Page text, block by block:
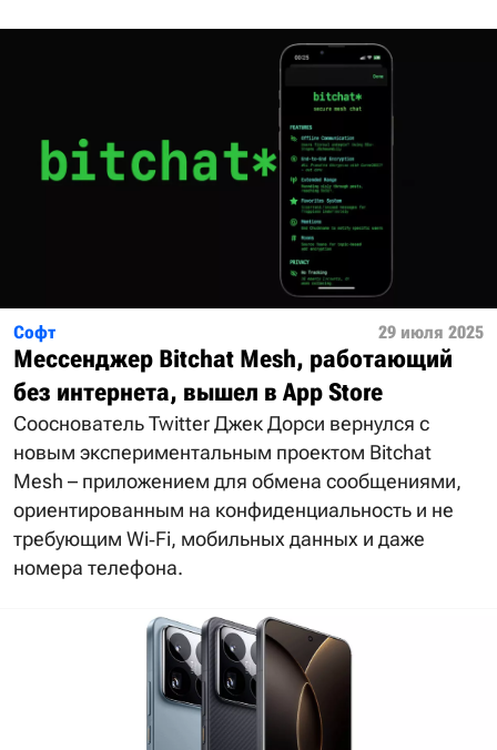
Софт 29 июля 2025
Мессенджер Bitchat Mesh, работающий
без интернета, вышел в App Store
Сооснователь Twitter Джек Дорси вернулся с
новым экспериментальным проектом Bitchat
Mesh – приложением для обмена сообщениями,
ориентированным на конфиденциальность и не
требующим Wi‑Fi, мобильных данных и даже
номера телефона.